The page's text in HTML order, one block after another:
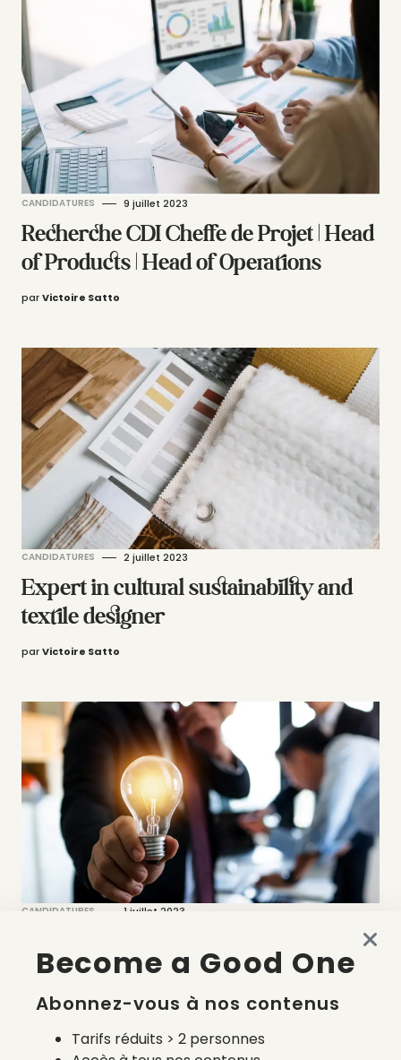
CANDIDATURES 9 juillet 2023
Recherche CDI Cheffe de Projet | Head
of Products | Head of Operations
parVictoire Satto
CANDIDATURES 2 juillet 2023
Expert in cultural sustainability and
textile designer
parVictoire Satto
CANDIDATURES 1 juillet 2023
innovation et développement durable
parVictoire Satto
Become a Good One
Abonnez-vous à nos contenus
Tarifs réduits > 2 personnes